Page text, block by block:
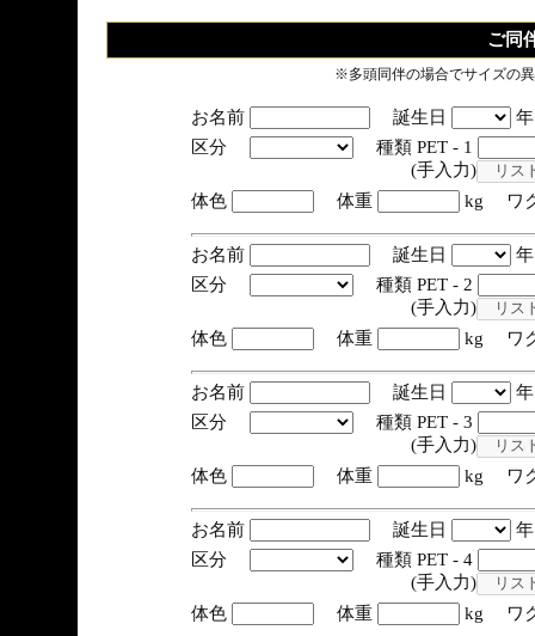
ご同
※多頭同伴の場合でサイズの
お名前 誕生日
区分
種類 PET - 1
(手入力)
体色
体重 kg ワ
お名前 誕生日
区分
種類 PET - 2
(手入力)
体色
体重 kg ワ
お名前 誕生日
区分
種類 PET - 3
(手入力)
体色
体重 kg ワ
お名前 誕生日
区分
種類 PET - 4
(手入力)
体色
体重 kg ワ